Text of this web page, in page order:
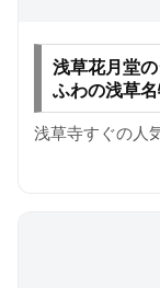
浅草花月堂
ふわの浅草名
浅草寺すぐの人